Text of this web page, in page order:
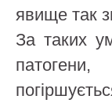
явище так
За таких